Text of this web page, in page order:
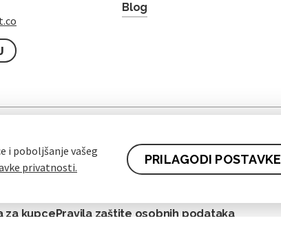
i poboljšanje vašeg
privatnosti.
PRILAGODI POSTAVKE
Blog
za kupcePravila zaštite osobnih podataka